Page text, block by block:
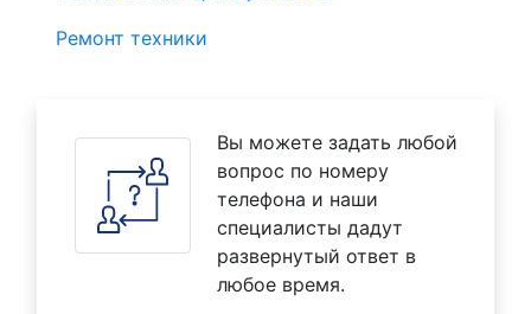
Ремонт техники
Вы можете задать любой
вопрос по номеру
телефона и наши
специалисты дадут
развернутый ответ в
любое время.